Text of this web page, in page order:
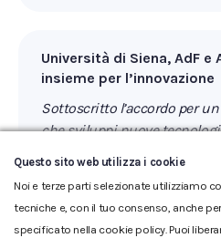
Università di Siena, AdF e
insieme per l’innovazione
Sottoscritto l’accordo per
che sviluppi nuove
Questo sito web utilizza i cookie
Noi e terze parti selezionate utilizziamo
tecniche e, con il tuo consenso, anche
specificato nella cookie policy. Puoi